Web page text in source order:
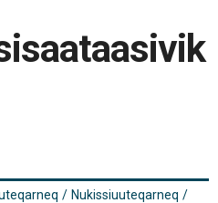
/ Nukissiuuteqarneq /